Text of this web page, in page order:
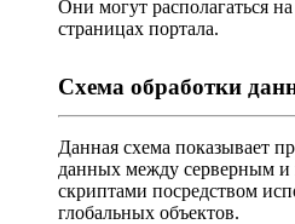
Они могут располагаться
страницах портала.
Схема обработки
Данная схема показывает
данных между серверным и
скриптами посредством
глобальных объектов.